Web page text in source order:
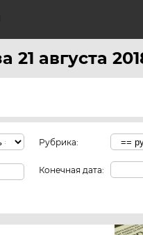
21 августа
Рубрика:
Конечная дата: